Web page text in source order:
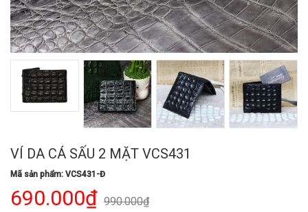
VÍ DA CÁ SẤU 2 MẶT VCS431
Mã sản phẩm: VCS431-Đ
690.000₫ 990.000₫